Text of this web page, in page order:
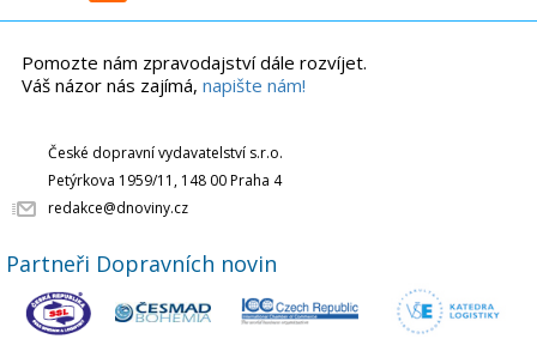
Pomozte nám zpravodajství dále rozvíjet.
Váš názor nás zajímá, napište nám!
České dopravní vydavatelství s.r.o.
Petýrkova 1959/11, 148 00 Praha 4
redakce@dnoviny.cz
Partneři Dopravních novin